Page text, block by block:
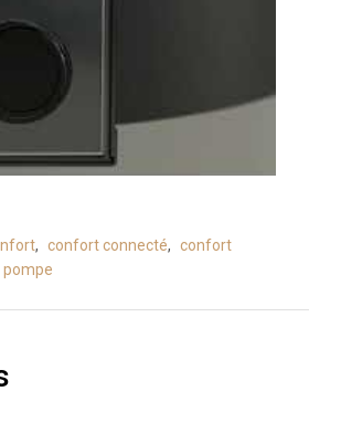
, confort connecté, confort
pompe